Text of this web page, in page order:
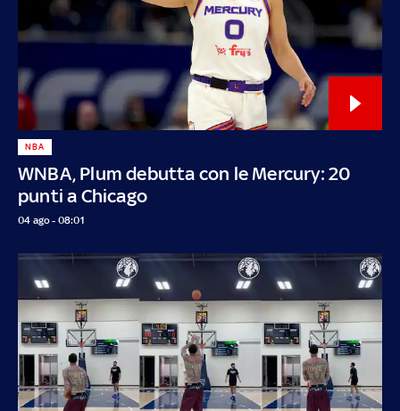
WNBA, Plum debutta con le Mercury: 20
punti a Chicago
NBA
04 ago - 08:01